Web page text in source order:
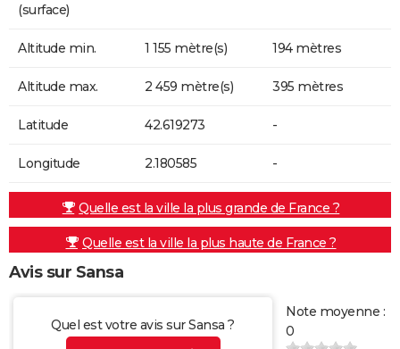
(surface)
Altitude min. 1 155 mètre(s) 194 mètres
Altitude max. 2 459 mètre(s) 395 mètres
Latitude 42.619273 -
Longitude 2.180585 -
Quelle est la ville la plus grande de France ?
Quelle est la ville la plus haute de France ?
Avis sur Sansa
Quel est votre avis sur Sansa ?
Note moyenne :
0